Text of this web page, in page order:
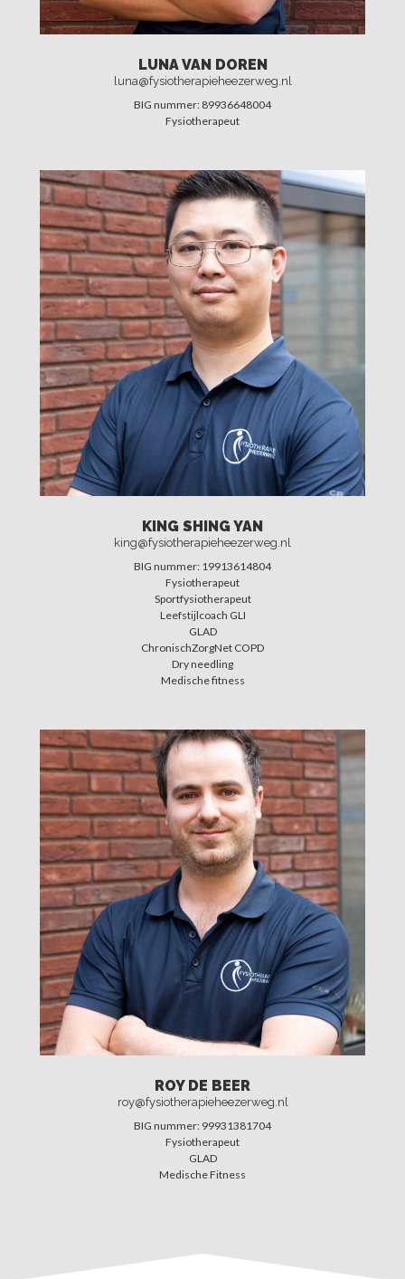
LUNA VAN DOREN
luna@fysiotherapieheezerweg.nl
BIG nummer: 89936648004
Fysiotherapeut
KING SHING YAN
king@fysiotherapieheezerweg.nl
BIG nummer: 19913614804
Fysiotherapeut
Sportfysiotherapeut
Leefstijlcoach GLI
GLAD
ChronischZorgNet COPD
Dry needling
Medische fitness
ROY DE BEER
roy@fysiotherapieheezerweg.nl
BIG nummer: 99931381704
Fysiotherapeut
GLAD
Medische Fitness